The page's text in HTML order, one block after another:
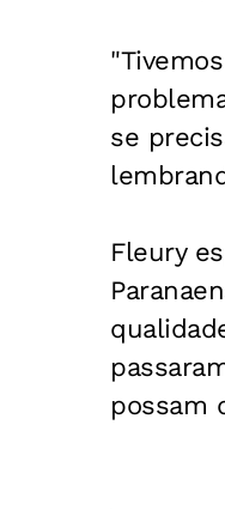
se
Fleury
possam